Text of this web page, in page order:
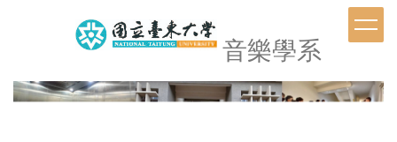
內
容
音樂學系